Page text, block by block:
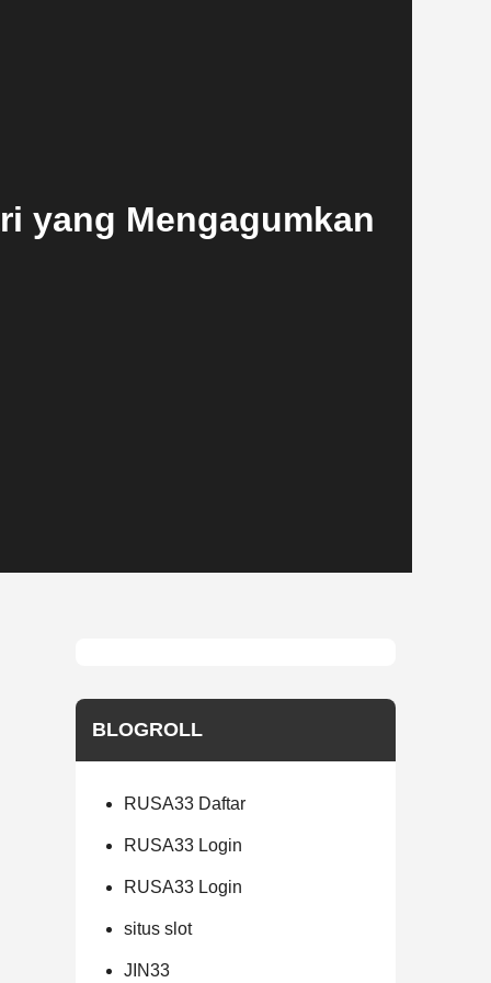
yang Mengagumkan
BLOGROLL
RUSA33 Daftar
RUSA33 Login
RUSA33 Login
situs slot
JIN33